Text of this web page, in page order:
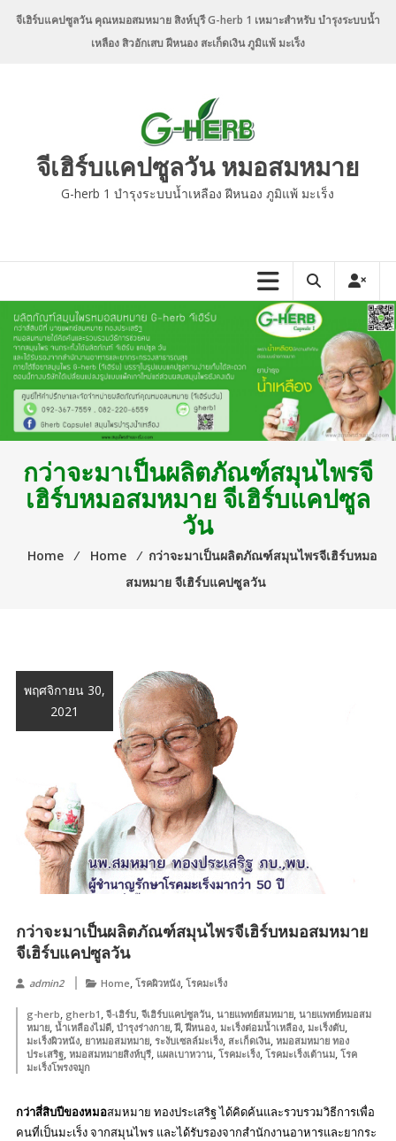
จีเฮิร์บแคปซูลวัน คุณหมอสมหมาย สิงห์บุรี G-herb 1 เหมาะสำหรับ บำรุงระบบน้ำ
เหลือง สิวอักเสบ ฝีหนอง สะเก็ดเงิน ภูมิแพ้ มะเร็ง
จีเฮิร์บแคปซูลวัน หมอสมหมาย
G-herb 1 บำรุงระบบน้ำเหลือง ฝีหนอง ภูมิแพ้ มะเร็ง
กว่าจะมาเป็นผลิตภัณฑ์สมุนไพรจี
เฮิร์บหมอสมหมาย จีเฮิร์บแคปซูล
วัน
Home ⁄ Home ⁄ กว่าจะมาเป็นผลิตภัณฑ์สมุนไพรจีเฮิร์บหมอ
สมหมาย จีเฮิร์บแคปซูลวัน
พฤศจิกายน 30,
2021
กว่าจะมาเป็นผลิตภัณฑ์สมุนไพรจีเฮิร์บหมอสมหมาย
จีเฮิร์บแคปซูลวัน
admin2 Home, โรคผิวหนัง, โรคมะเร็ง
g-herb, gherb1 , จี-เฮิร์บ, จีเฮิร์บแคปซูลวัน, นายแพทย์สมหมาย, นายแพทย์หมอสม
หมาย, น้ำเหลืองไม่ดี, บำรุงร่างกาย,ฝี,ฝีหนอง, มะเร็งต่อมน้ำเหลือง, มะเร็งตับ,
มะเร็งผิวหนัง, ยาหมอสมหมาย, ระงับเซลล์มะเร็ง, สะเก็ดเงิน, หมอสมหมาย ทอง
ประเสริฐ, หมอสมหมายสิงห์บุรี, แผลเบาหวาน, โรคมะเร็ง, โรคมะเร็งเต้านม, โรค
มะเร็งโพรงจมูก
กว่าสี่สิบปีของหมอสมหมาย ทองประเสริฐ ได้คิดค้นและรวบรวมวิธีการเพื่อ
คนที่เป็นมะเร็ง จากสมุนไพร และได้รับรองจากสำนักงานอาหารและยากระ